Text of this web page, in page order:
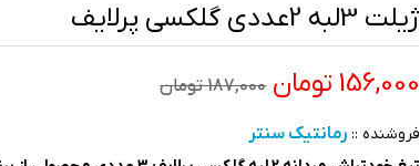
ژیلت 3لبه 2عددی گلکسی پرلایف
156,000 تومان
187,000 تومان
فروشنده :: رمانتیک سنتر